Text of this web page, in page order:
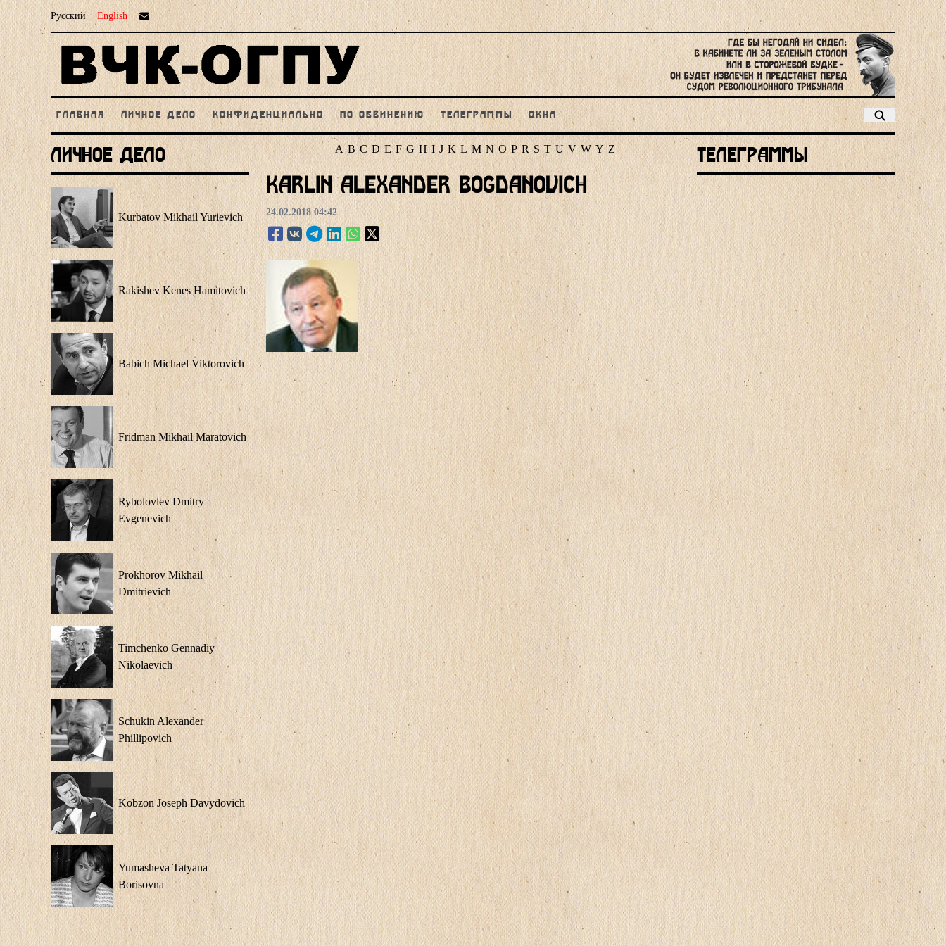
Русский English
ГЛАВНАЯ ЛИЧНОЕ ДЕЛО КОНФИДЕНЦИАЛЬНО ПО ОБВИНЕНИЮ ТЕЛЕГРАММЫ ОКНА
Личное Дело
Kurbatov Mikhail Yurievich
Rakishev Kenes Hamitovich
Babich Michael Viktorovich
Fridman Mikhail Maratovich
Rybolovlev Dmitry
Evgenevich
Prokhorov Mikhail
Dmitrievich
Timchenko Gennadiy
Nikolaevich
Schukin Alexander
Phillipovich
Kobzon Joseph Davydovich
Yumasheva Tatyana
Borisovna
A B C D E F G H I J K L M N O P R S T U V W Y Z
Karlin Alexander Bogdanovich
24.02.2018 04:42
Телеграммы